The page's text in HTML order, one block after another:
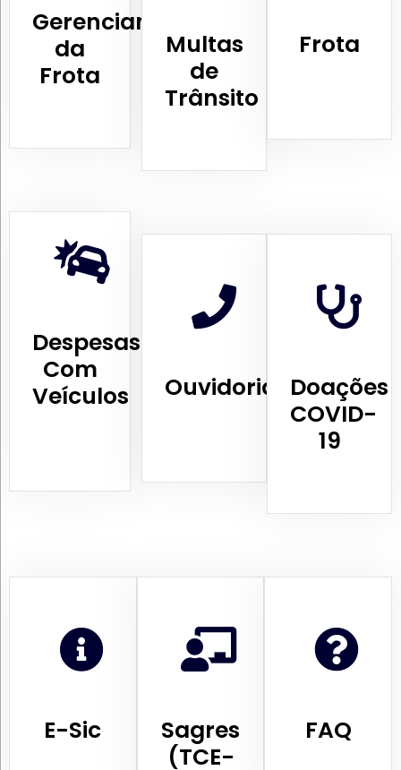
Gerenciamento
da
Frota
Multas
de
Trânsito
Frota
Despesas
Com
Veículos
Ouvidoria
Doações
COVID-
19
E-Sic
Sagres
(TCE-
FAQ